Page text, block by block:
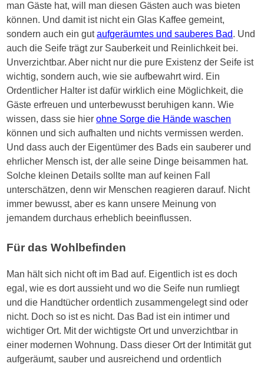
man Gäste hat, will man diesen Gästen auch was bieten
können. Und damit ist nicht ein Glas Kaffee gemeint,
sondern auch ein gutaufgeräumtes und sauberes Bad. Und
auch die Seife trägt zur Sauberkeit und Reinlichkeit bei.
Unverzichtbar. Aber nicht nur die pure Existenz der Seife ist
wichtig, sondern auch, wie sie aufbewahrt wird. Ein
Ordentlicher Halter ist dafür wirklich eine Möglichkeit, die
Gäste erfreuen und unterbewusst beruhigen kann. Wie
wissen, dass sie hierohne Sorge die Hände waschen
können und sich aufhalten und nichts vermissen werden.
Und dass auch der Eigentümer des Bads ein sauberer und
ehrlicher Mensch ist, der alle seine Dinge beisammen hat.
Solche kleinen Details sollte man auf keinen Fall
unterschätzen, denn wir Menschen reagieren darauf. Nicht
immer bewusst, aber es kann unsere Meinung von
jemandem durchaus erheblich beeinflussen.
Für das Wohlbefinden
Man hält sich nicht oft im Bad auf. Eigentlich ist es doch
egal, wie es dort aussieht und wo die Seife nun rumliegt
und die Handtücher ordentlich zusammengelegt sind oder
nicht. Doch so ist es nicht. Das Bad ist ein intimer und
wichtiger Ort. Mit der wichtigste Ort und unverzichtbar in
einer modernen Wohnung. Dass dieser Ort der Intimität gut
aufgeräumt, sauber und ausreichend und ordentlich